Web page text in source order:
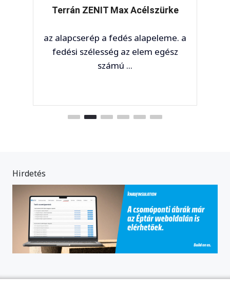
Max Acélszürke
a fedés alapeleme. a
az elem egész
Hirdetés